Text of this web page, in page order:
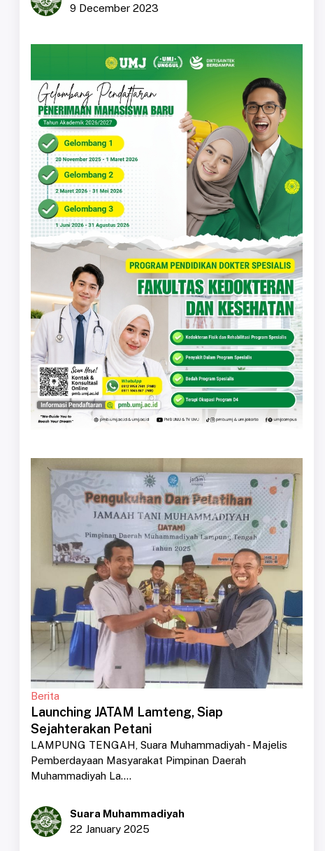
9 December 2023
Berita
Launching JATAM Lamteng, Siap
Sejahterakan Petani
LAMPUNG TENGAH, Suara Muhammadiyah - Majelis
Pemberdayaan Masyarakat Pimpinan Daerah
Muhammadiyah La....
Suara Muhammadiyah
22 January 2025